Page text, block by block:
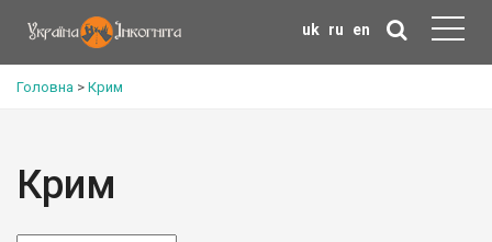
uk ru en
Головна > Крим
Крим